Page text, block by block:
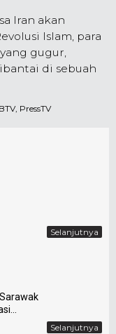
Iran akan
Islam, para
gugur,
di sebuah
PressTV
Selanjutnya
Selanjutnya